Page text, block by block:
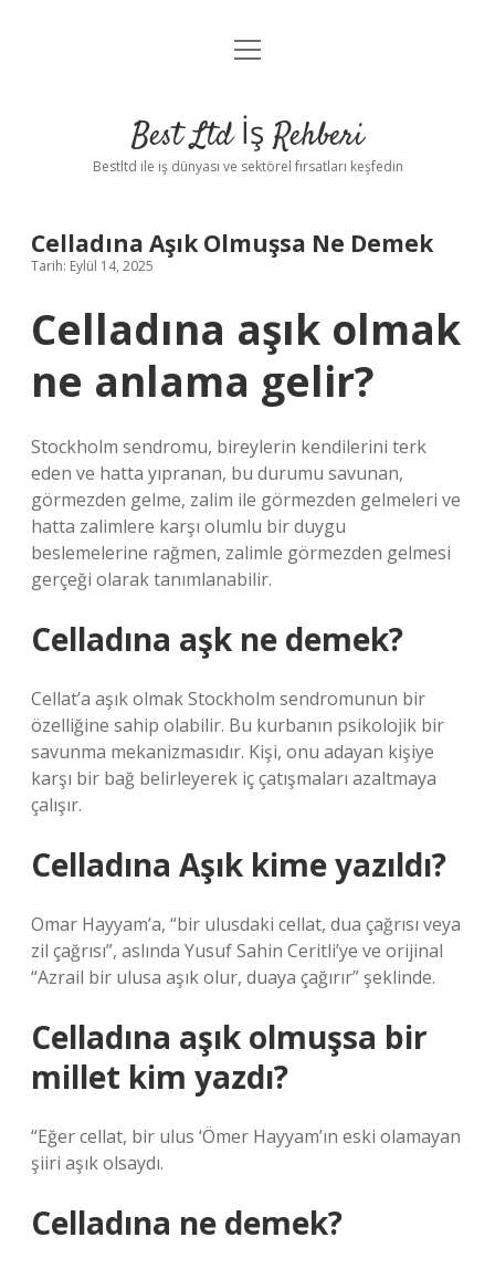
Anasayfa
Yasal Uyarı
menüyü
Best Ltd İş Rehberi
Bestltd ile iş dünyası ve sektörel fırsatları keşfedin
Celladına Aşık Olmuşsa Ne Demek
Tarih: Eylül 14, 2025
Celladına aşık olmak
ne anlama gelir?
Stockholm sendromu, bireylerin kendilerini terk
eden ve hatta yıpranan, bu durumu savunan,
görmezden gelme, zalim ile görmezden gelmeleri ve
hatta zalimlere karşı olumlu bir duygu
beslemelerine rağmen, zalimle görmezden gelmesi
gerçeği olarak tanımlanabilir.
Celladına aşk ne demek?
Cellat’a aşık olmak Stockholm sendromunun bir
özelliğine sahip olabilir. Bu kurbanın psikolojik bir
savunma mekanizmasıdır. Kişi, onu adayan kişiye
karşı bir bağ belirleyerek iç çatışmaları azaltmaya
çalışır.
Celladına Aşık kime yazıldı?
Omar Hayyam’a, “bir ulusdaki cellat, dua çağrısı veya
zil çağrısı”, aslında Yusuf Sahin Ceritli’ye ve orijinal
“Azrail bir ulusa aşık olur, duaya çağırır” şeklinde.
Celladına aşık olmuşsa bir
millet kim yazdı?
“Eğer cellat, bir ulus ‘Ömer Hayyam’ın eski olamayan
şiiri aşık olsaydı.
Celladına ne demek?